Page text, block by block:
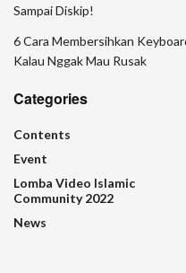
Sampai Diskip!
6 Cara Membersihkan
Kalau Nggak Mau Rusak
Categories
Contents
Event
Lomba Video Islamic
Community 2022
News